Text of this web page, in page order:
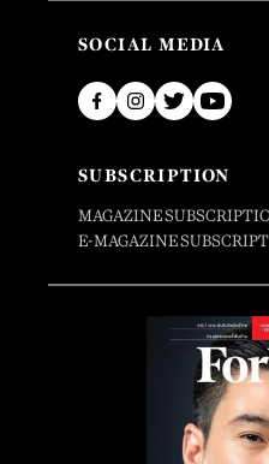
SOCIAL MEDIA
SUBSCRIPTION
MAGAZINE
E-MAGAZINE